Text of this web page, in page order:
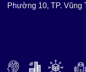
Phường 10, TP. Vũng